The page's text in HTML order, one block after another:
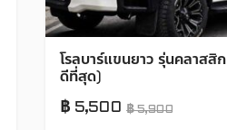
โรลบาร์แขนยาว รุ่นคลาสสิ
ดีที่สุด)
฿ 5,500 ฿5,900